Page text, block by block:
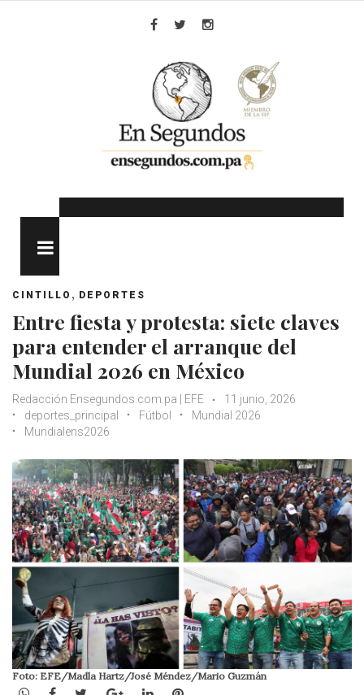
CINTILLO , DEPORTES
Entre fiesta y protesta: siete claves
para entender el arranque del
Mundial 2026 en México
Redacción Ensegundos.com.pa | EFE
11 junio, 2026
deportes_principal
Fútbol
Mundial 2026
Mundialens2026
Foto: EFE/Madla Hartz/José Méndez/Mario Guzmán